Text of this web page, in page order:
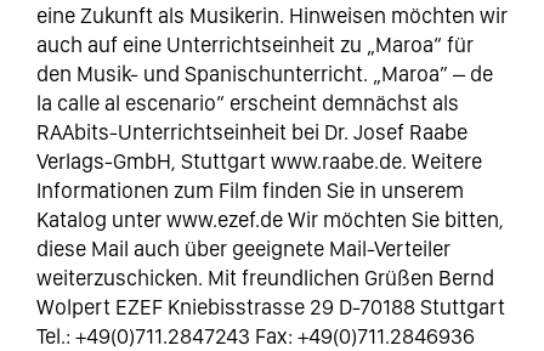
eine Zukunft als Musikerin. Hinweisen möchten wir
auch auf eine Unterrichtseinheit zu „Maroa“ für
den Musik- und Spanischunterricht. „Maroa” – de
la calle al escenario“ erscheint demnächst als
RAAbits-Unterrichtseinheit bei Dr. Josef Raabe
Verlags-GmbH, Stuttgart www.raabe.de. Weitere
Informationen zum Film finden Sie in unserem
Katalog unter www.ezef.de Wir möchten Sie bitten,
diese Mail auch über geeignete Mail-Verteiler
weiterzuschicken. Mit freundlichen Grüßen Bernd
Wolpert EZEF Kniebisstrasse 29 D-70188 Stuttgart
Tel.: +49(0)711.2847243 Fax: +49(0)711.2846936